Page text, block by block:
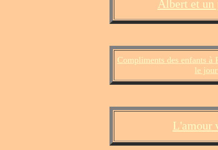
Albert et un
Compliments des enfants à
le
L'amour